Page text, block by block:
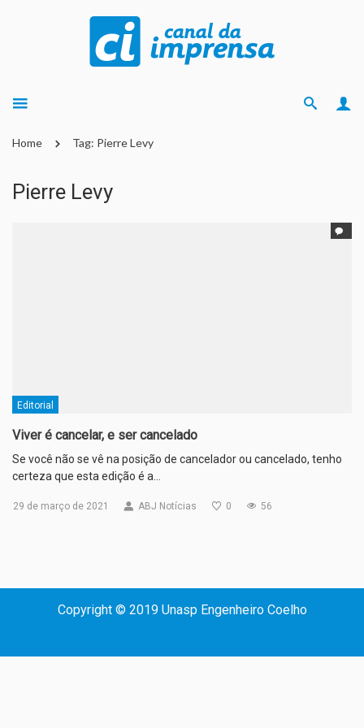
Home Tag: Pierre Levy
Pierre Levy
Editorial
Viver é cancelar, e ser cancelado
Se você não se vê na posição de cancelador ou cancelado, tenho
certeza que esta edição é a…
29 de março de 2021 ABJ Notícias 0 56
Copyright © 2019 Unasp Engenheiro Coelho